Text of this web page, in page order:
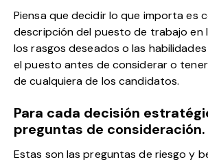
Piensa que decidir lo que importa es
descripción del puesto de trabajo en
los rasgos deseados o las
el puesto antes de considerar o
de cualquiera de los candidatos.
Para cada decisión
preguntas de consideración.
Estas son las preguntas de riesgo y